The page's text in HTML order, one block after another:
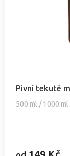
Pivní tekuté
500 ml / 1000 ml
hodnocení
produktu
je